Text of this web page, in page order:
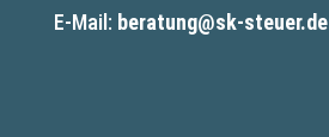
E-Mail: beratung@sk-steuer.de